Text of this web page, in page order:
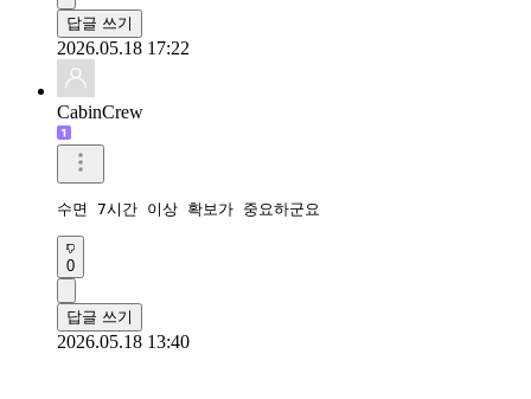
답글 쓰기
2026.05.18 17:22
CabinCrew
수면 7시간 이상 확보가 중요하군요
0
답글 쓰기
2026.05.18 13:40